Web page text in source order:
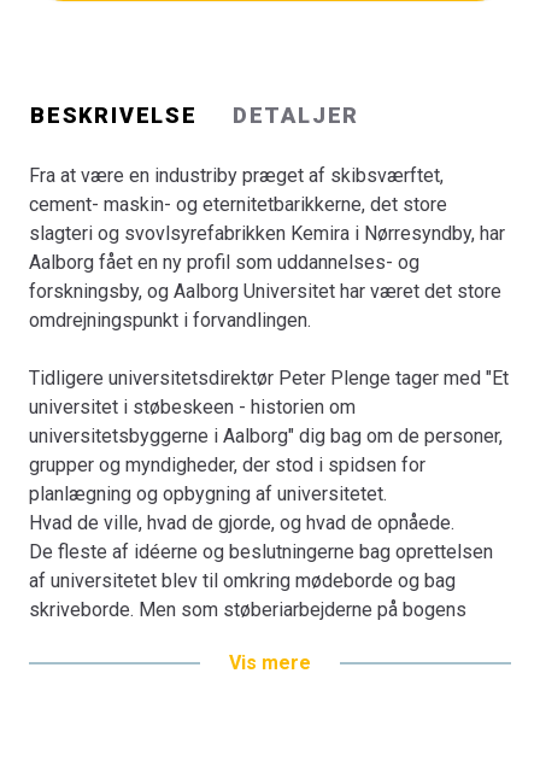
arbejde i processen.
BESKRIVELSE DETALJER
Fra at være en industriby præget af skibsværftet,
cement- maskin- og eternitetbarikkerne, det store
slagteri og svovlsyrefabrikken Kemira i Nørresyndby, har
Aalborg fået en ny profil som uddannelses- og
forskningsby, og Aalborg Universitet har været det store
omdrejningspunkt i forvandlingen.
Tidligere universitetsdirektør Peter Plenge tager med "Et
universitet i støbeskeen - historien om
universitetsbyggerne i Aalborg" dig bag om de personer,
grupper og myndigheder, der stod i spidsen for
planlægning og opbygning af universitetet.
Hvad de ville, hvad de gjorde, og hvad de opnåede.
De fleste af idéerne og beslutningerne bag oprettelsen
af universitetet blev til omkring mødeborde og bag
skriveborde. Men som støberiarbejderne på bogens
arbejde i processen.
Vis mere